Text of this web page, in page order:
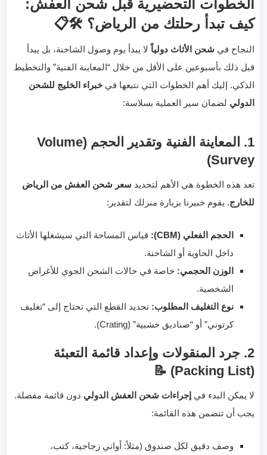
الخطوات التحضيرية قبل شحن العفش:
كيف تبدأ رحلتك من الرياض؟ 🛠️📋
النجاح في شحن الأثاث دولياً لا يبدأ يوم وصول الشاحنة، بل يبدأ
قبل ذلك بأسبوعين على الأقل من خلال “المعاينة الفنية” والتخطيط
الذكي. إليك أهم الخطوات التي نتبعها في خبراء الخليج للشحن
الدولي لضمان سير العملية بسلاسة:
1. المعاينة الفنية وتقدير الحجم (Volume
Survey)
تعد هذه الخطوة هي الأهم لتحديد سعر شحن العفش من الرياض
للخارج. يقوم خبيرنا بزيارة منزلك لتقدير:
الحجم الفعلي (CBM):
قياس المساحة التي سيشغلها الأثاث
داخل الحاوية أو الشاحنة.
الوزن الحجمي: خاصة في حالات الشحن الجوي للأغراض
الشخصية.
نوع التغليف المطلوب: تحديد القطع التي تحتاج إلى “تغليف
كرتوني” أو “صناديق خشبية” (Crating).
2. جرد المنقولات وإعداد قائمة التعبئة
(Packing List) 📝
لا يمكن البدء في إجراءات شحن العفش الدولي دون قائمة مفصلة.
يجب أن تتضمن هذه القائمة:
وصف دقيق لكل صندوق (مثلاً: أواني زجاجية، كتب،